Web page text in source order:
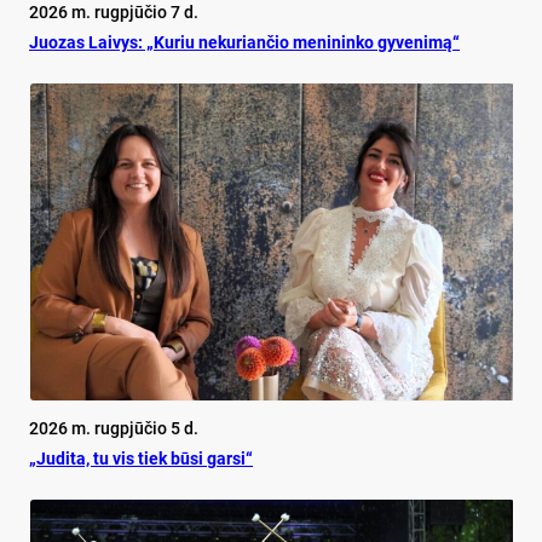
2026 m. rugpjūčio 7 d.
Juo­zas Lai­vys: „Ku­riu ne­ku­rian­čio me­ni­nin­ko gy­ve­ni­mą“
2026 m. rugpjūčio 5 d.
„Judita, tu vis tiek būsi garsi“